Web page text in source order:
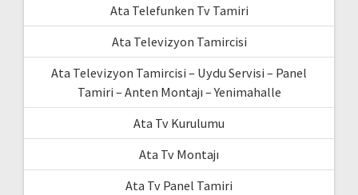
Ata Telefunken Tv Tamiri
Ata Televizyon Tamircisi
Ata Televizyon Tamircisi – Uydu Servisi – Panel
Tamiri – Anten Montajı – Yenimahalle
Ata Tv Kurulumu
Ata Tv Montajı
Ata Tv Panel Tamiri